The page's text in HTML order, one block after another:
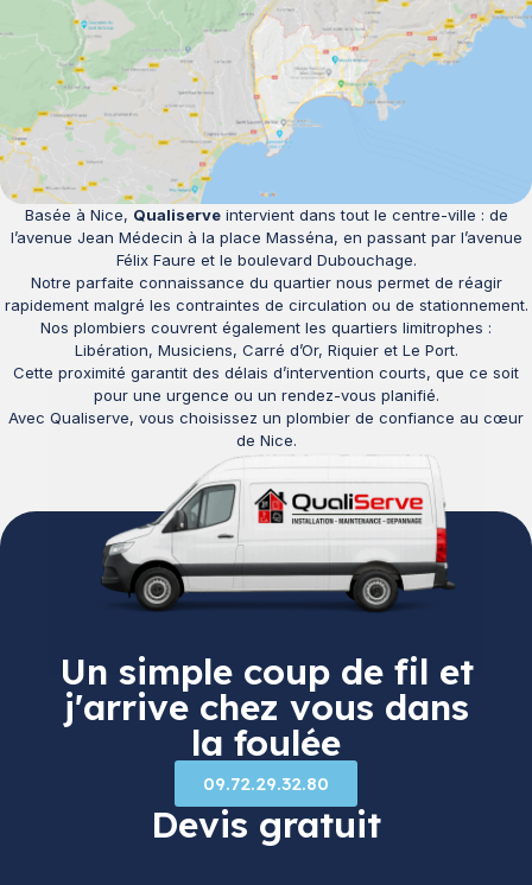
Basée à Nice, Qualiserveintervient dans tout le centre-ville : de
l’avenue Jean Médecin à la place Masséna, en passant par l’avenue
Félix Faure et le boulevard Dubouchage.
Notre parfaite connaissance du quartier nous permet de réagir
rapidement malgré les contraintes de circulation ou de stationnement.
Nos plombiers couvrent également les quartiers limitrophes :
Libération, Musiciens, Carré d’Or, Riquier et Le Port.
Cette proximité garantit des délais d’intervention courts, que ce soit
pour une urgence ou un rendez-vous planifié.
Avec Qualiserve, vous choisissez un plombier de confiance au cœur
de Nice.
Un simple coup de fil et
j'arrive chez vous dans
la foulée
09.72.29.32.80
Devis gratuit